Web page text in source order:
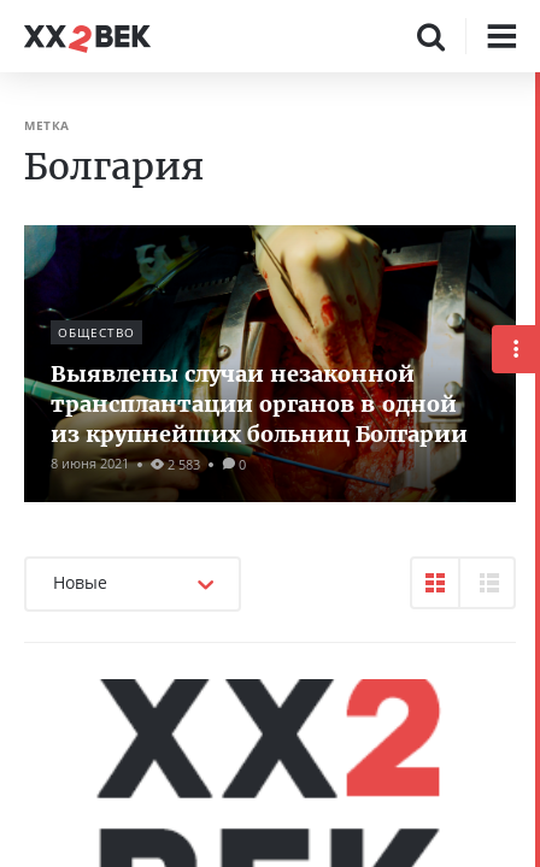
МЕТКА
Болгария
ОБЩЕСТВО
Выявлены случаи незаконной
трансплантации органов в одной
из крупнейших больниц Болгарии
8 июня 2021 2 583 0
Новые